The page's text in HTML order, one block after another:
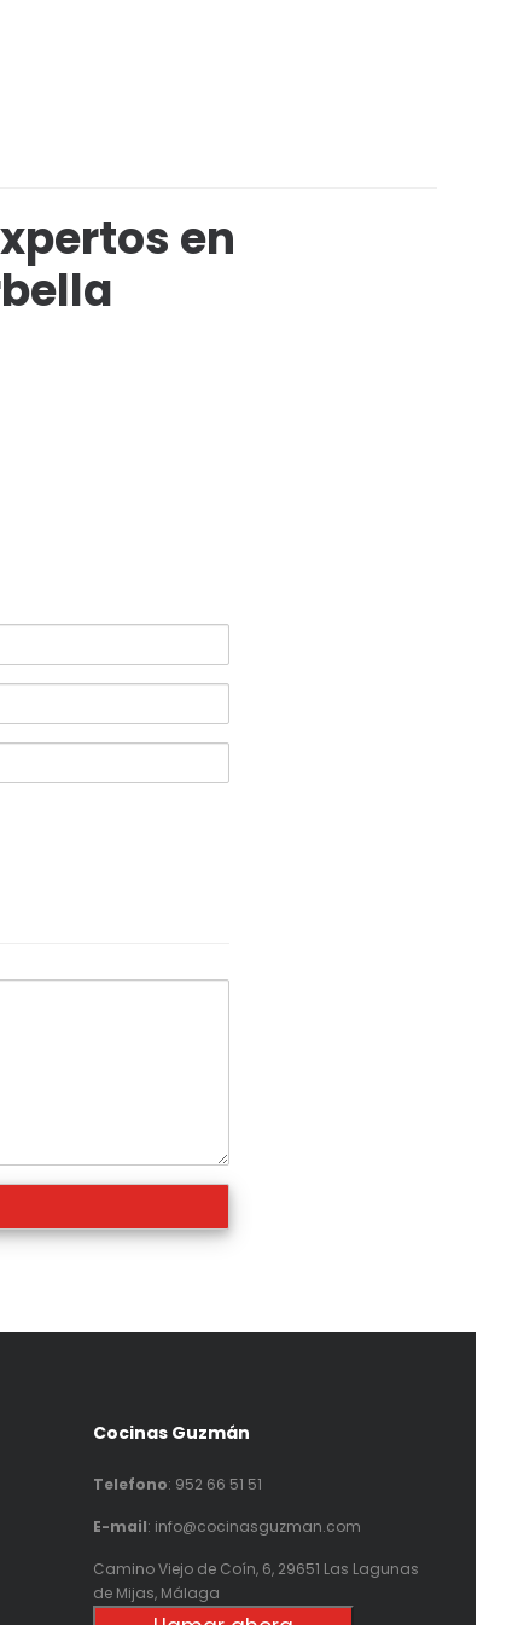
en
Cocinas Guzmán
Telefono: 952 66 51 51
E-mail: info@cocinasguzman.com
Camino Viejo de Coín, 6, 29651 Las Lagunas
de Mijas, Málaga